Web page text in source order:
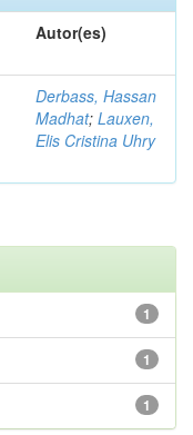
Autor(es)
Derbass, Hassan
Madhat; Lauxen,
Elis Cristina Uhry
1
1
1